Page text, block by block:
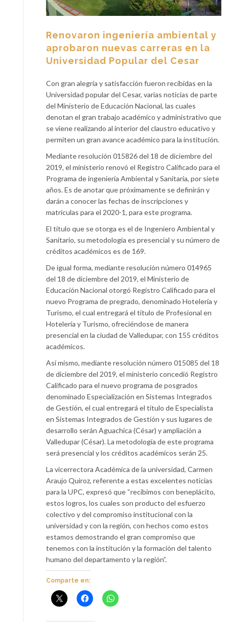
Renovaron ingeniería ambiental y
aprobaron nuevas carreras en la
Universidad Popular del Cesar
Con gran alegría y satisfacción fueron recibidas en la
Universidad popular del Cesar, varias noticias de parte
del Ministerio de Educación Nacional, las cuales
denotan el gran trabajo académico y administrativo que
se viene realizando al interior del claustro educativo y
permiten un gran avance académico para la institución.
Mediante resolución 015826 del 18 de diciembre del
2019, el ministerio renovó el Registro Calificado para el
Programa de ingeniería Ambiental y Sanitaria, por siete
años. Es de anotar que próximamente se definirán y
darán a conocer las fechas de inscripciones y
matrículas para el 2020-1, para este programa.
El título que se otorga es el de Ingeniero Ambiental y
Sanitario, su metodología es presencial y su número de
créditos académicos es de 169.
De igual forma, mediante resolución número 014965
del 18 de diciembre del 2019, el Ministerio de
Educación Nacional otorgó Registro Calificado para el
nuevo Programa de pregrado, denominado Hotelería y
Turismo, el cual entregará el título de Profesional en
Hotelería y Turismo, ofreciéndose de manera
presencial en la ciudad de Valledupar, con 155 créditos
académicos.
Así mismo, mediante resolución número 015085 del 18
de diciembre del 2019, el ministerio concedió Registro
Calificado para el nuevo programa de posgrados
denominado Especialización en Sistemas Integrados
de Gestión, el cual entregará el título de Especialista
en Sistemas Integrados de Gestión y sus lugares de
desarrollo serán Aguachica (César) y ampliación a
Valledupar (César). La metodología de este programa
será presencial y los créditos académicos serán 25.
La vicerrectora Académica de la universidad, Carmen
Araujo Quiroz, referente a estas excelentes noticias
para la UPC, expresó que “recibimos con beneplácito,
estos logros, los cuales son producto del esfuerzo
colectivo y del compromiso institucional con la
universidad y con la región, con hechos como estos
estamos demostrando el gran compromiso que
tenemos con la institución y la formación del talento
humano del departamento y la región”.
Comparte en: